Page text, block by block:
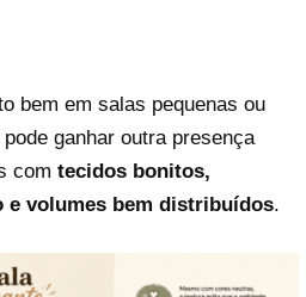
bem em salas pequenas ou
ganhar outra presença
com tecidos bonitos,
e volumes bem distribuídos.